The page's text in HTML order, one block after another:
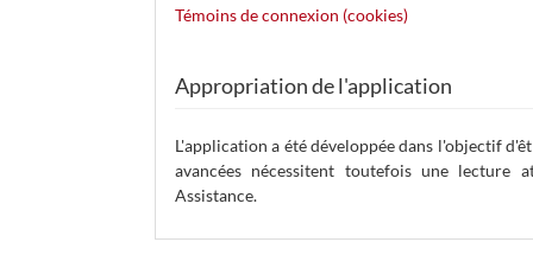
Témoins de connexion (cookies)
Appropriation de l'application
L'application a été développée dans l'objectif
avancées nécessitent toutefois une lecture
Assistance.